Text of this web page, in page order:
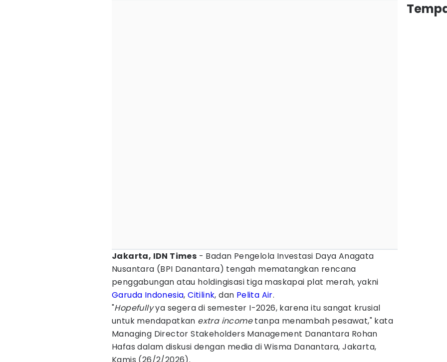
Jakarta, IDN Times - Badan Pengelola Investasi Daya Anagata
Nusantara (BPI Danantara) tengah mematangkan rencana
penggabungan atau holdingisasi tiga maskapai plat merah, yakni
Garuda Indonesia,Citilink, dan Pelita Air.
"Hopefullyya segera di semester I-2026, karena itu sangat krusial
untuk mendapatkan extra incometanpa menambah pesawat," kata
Managing Director Stakeholders Management Danantara Rohan
Hafas dalam diskusi dengan media di Wisma Danantara, Jakarta,